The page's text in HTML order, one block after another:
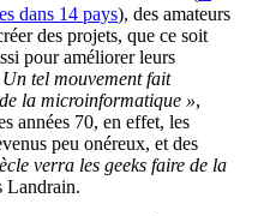
dans 14 pays), des amateurs
des projets, que ce soit
pour améliorer leurs
Un tel mouvement fait
la microinformatique »,
années 70, en effet, les
peu onéreux, et des
verra les geeks faire de la
Landrain.